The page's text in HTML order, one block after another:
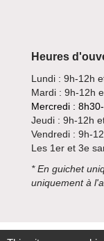
Heures
Lundi : 9h-12h
Mardi : 9h-12h
Mercredi :
Jeudi : 9h-12h
Vendredi : 9h-
Les 1er et 3e
*En guichet
uniquement à